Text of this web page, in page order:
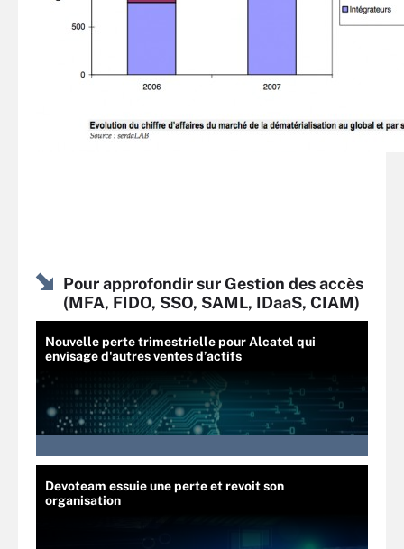
Pour approfondir sur Gestion des accès
(MFA, FIDO, SSO, SAML, IDaaS, CIAM)
Nouvelle perte trimestrielle pour Alcatel qui
envisage d'autres ventes d’actifs
Devoteam essuie une perte et revoit son
organisation